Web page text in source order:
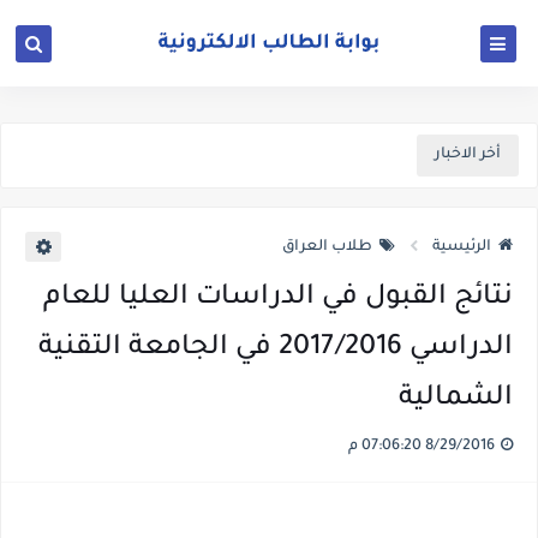
أخر الاخبار
الرئيسية طلاب العراق
نتائج القبول في الدراسات العليا للعام
الدراسي 2017/2016 في الجامعة التقنية
الشمالية